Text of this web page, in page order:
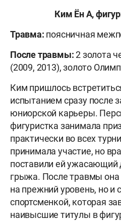
Ким Ён А,
Травма: поясничная
После травмы:2 золота
(2009, 2013), золото
Ким пришлось
испытанием сразу после
юниорской карьеры.
фигуристка занимала
практически во всех
принимала участие, но
поставили ей ужасающий
грыжа. После травмы она
на прежний уровень, но и
спортсменкой, которая
наивысшие титулы в